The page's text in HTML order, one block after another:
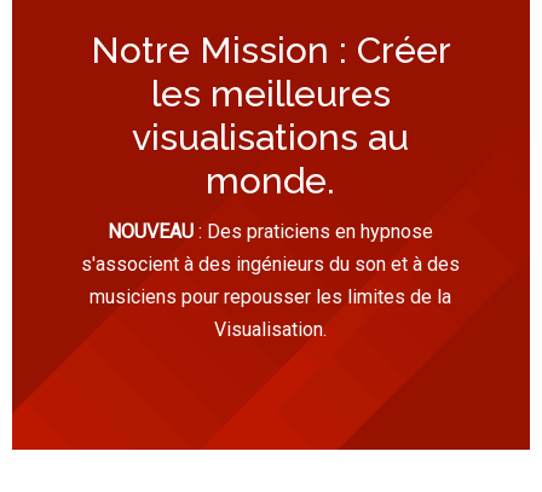
Notre Mission : Créer
les meilleures
visualisations au
monde.
NOUVEAU : Des praticiens en hypnose
s'associent à des ingénieurs du son et à des
musiciens pour repousser les limites de la
Visualisation.